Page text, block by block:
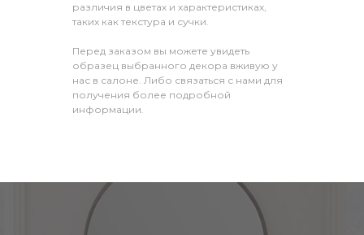
различия в цветах и характеристиках,
таких как текстура и сучки.
Перед заказом вы можете увидеть
образец выбранного декора вживую у
нас в салоне. Либо связаться с нами для
получения более подробной
информации.